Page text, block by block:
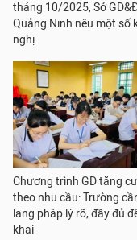
tháng 10/2025, Sở
Quảng Ninh nêu một số
nghị
Chương trình GD tăng
theo nhu cầu: Trường
lang pháp lý rõ, đầy đủ
khai